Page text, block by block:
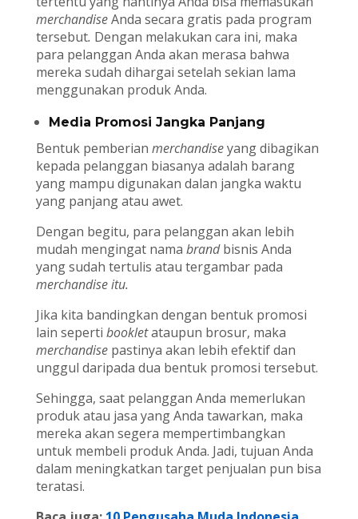
merchandiseAnda secara gratis pada program
tersebut. Dengan melakukan cara ini, maka
para pelanggan Anda akan merasa bahwa
mereka sudah dihargai setelah sekian lama
menggunakan produk Anda.
Media Promosi Jangka Panjang
Bentuk pemberian merchandiseyang dibagikan
kepada pelanggan biasanya adalah barang
yang mampu digunakan dalan jangka waktu
yang panjang atau awet.
Dengan begitu, para pelanggan akan lebih
mudah mengingat nama brandbisnis Anda
yang sudah tertulis atau tergambar pada
merchandiseitu.
Jika kita bandingkan dengan bentuk promosi
lain seperti bookletataupun brosur, maka
merchandisepastinya akan lebih efektif dan
unggul daripada dua bentuk promosi tersebut.
Sehingga, saat pelanggan Anda memerlukan
produk atau jasa yang Anda tawarkan, maka
mereka akan segera mempertimbangkan
untuk membeli produk Anda. Jadi, tujuan Anda
dalam meningkatkan target penjualan pun bisa
teratasi.